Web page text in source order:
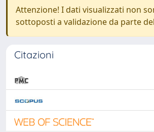
Attenzione! I dati visualizzati non
sottoposti a validazione da parte
Citazioni